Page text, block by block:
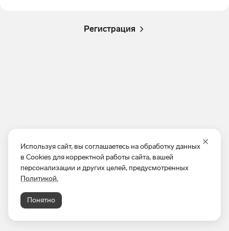
Используя сайт, вы соглашаетесь на обработку данных
в Cookies для корректной работы сайта, вашей
персонализации и других целей, предусмотренных
Политикой.
Понятно
Регистрация